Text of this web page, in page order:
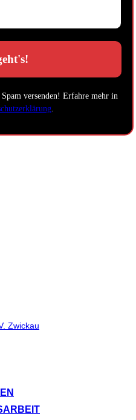
versenden! Erfahre mehr in
.